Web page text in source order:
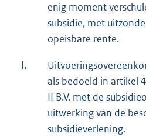
enig moment
subsidie, met
opeisbare rente.
l.
als bedoeld in artikel
II B.V. met de
uitwerking van de
subsidieverlening.